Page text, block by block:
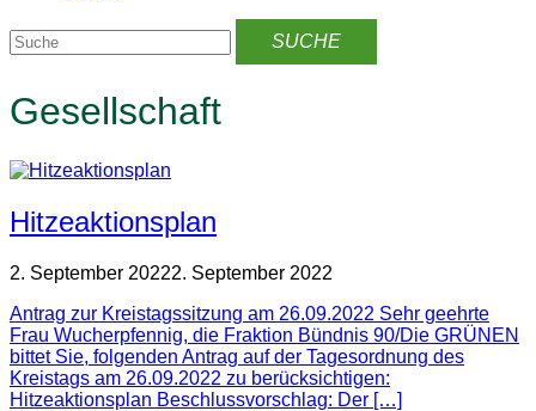
Gesellschaft
Hitzeaktionsplan
2. September 20222. September 2022
Antrag zur Kreistagssitzung am 26.09.2022 Sehr geehrte
Frau Wucherpfennig, die Fraktion Bündnis 90/Die GRÜNEN
bittet Sie, folgenden Antrag auf der Tagesordnung des
Kreistags am 26.09.2022 zu berücksichtigen:
Hitzeaktionsplan Beschlussvorschlag: Der […]